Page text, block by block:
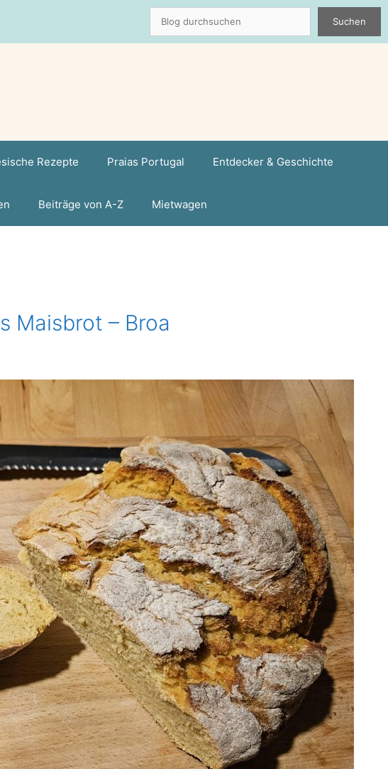
Suchen
Rezepte Praias Portugal Entdecker & Geschichte
Beiträge von A-Z Mietwagen
Maisbrot – Broa